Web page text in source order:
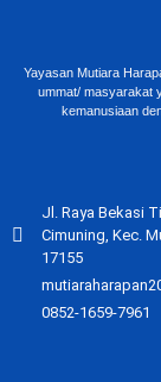
Yayasan Mutiara
ummat/ masyarakat
kemanusiaan
Jl. Raya Bekasi
Cimuning, Kec.
17155
0852-1659-7961